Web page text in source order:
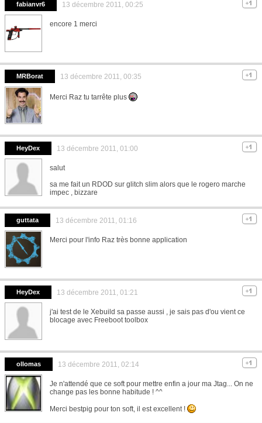
fabianvr6 13 décembre 2011, 00:25
encore 1 merci
MRBorat 13 décembre 2011, 00:35
Merci Raz tu tarrête plus
HeyDex 13 décembre 2011, 01:00
salut
sa me fait un RDOD sur glitch slim alors que le rogero marche
impec , bizzare
guttata 13 décembre 2011, 01:16
Merci pour l'info Raz très bonne application
HeyDex 13 décembre 2011, 01:21
j'ai test de le Xebuild sa passe aussi , je sais pas d'ou vient ce
blocage avec Freeboot toolbox
ollomas 13 décembre 2011, 02:14
Je n'attendé que ce soft pour mettre enfin a jour ma Jtag... On ne
change pas les bonne habitude ! ^^
Merci bestpig pour ton soft, il est excellent !